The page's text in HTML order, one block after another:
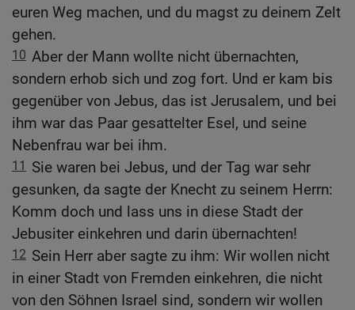
euren Weg machen, und du magst zu deinem Zelt
gehen.
10 Aber der Mann wollte nicht übernachten,
sondern erhob sich und zog fort. Und er kam bis
gegenüber von Jebus, das ist Jerusalem, und bei
ihm war das Paar gesattelter Esel, und seine
Nebenfrau war bei ihm.
11 Sie waren bei Jebus, und der Tag war sehr
gesunken, da sagte der Knecht zu seinem Herrn:
Komm doch und lass uns in diese Stadt der
Jebusiter einkehren und darin übernachten!
12 Sein Herr aber sagte zu ihm: Wir wollen nicht
in einer Stadt von Fremden einkehren, die nicht
von den Söhnen Israel sind, sondern wir wollen